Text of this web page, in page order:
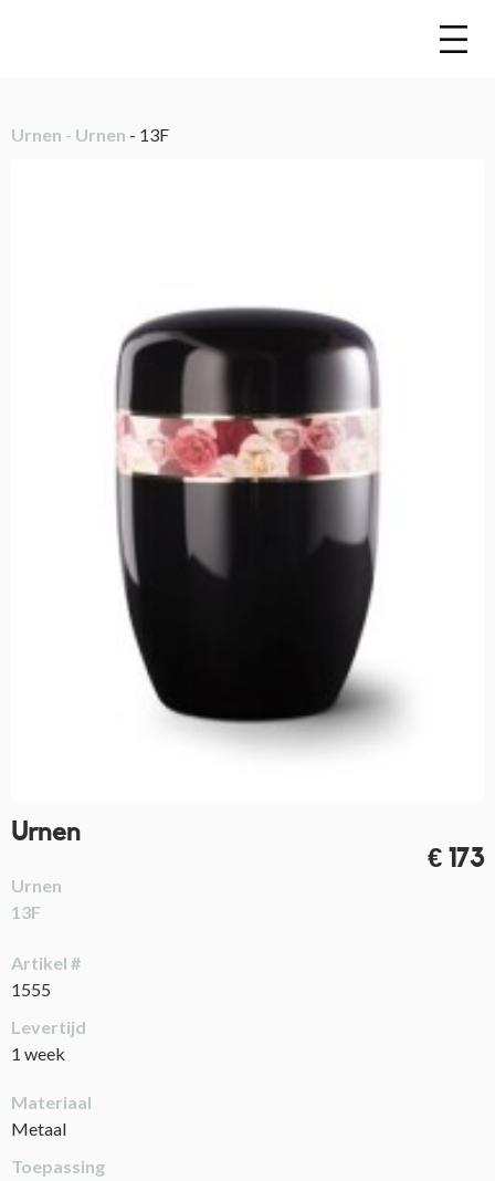
Urnen - Urnen - 13F
Urnen
€ 173
Urnen
13F
Artikel #
1555
Levertijd
1 week
Materiaal
Metaal
Toepassing